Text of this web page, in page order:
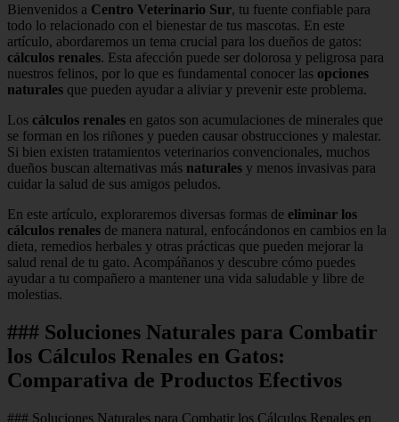
Bienvenidos a Centro Veterinario Sur, tu fuente confiable para
todo lo relacionado con el bienestar de tus mascotas. En este
artículo, abordaremos un tema crucial para los dueños de gatos:
cálculos renales. Esta afección puede ser dolorosa y peligrosa para
nuestros felinos, por lo que es fundamental conocer las opciones
naturales que pueden ayudar a aliviar y prevenir este problema.
Los cálculos renales en gatos son acumulaciones de minerales que
se forman en los riñones y pueden causar obstrucciones y malestar.
Si bien existen tratamientos veterinarios convencionales, muchos
dueños buscan alternativas más naturales y menos invasivas para
cuidar la salud de sus amigos peludos.
En este artículo, exploraremos diversas formas de eliminar los
cálculos renales de manera natural, enfocándonos en cambios en la
dieta, remedios herbales y otras prácticas que pueden mejorar la
salud renal de tu gato. Acompáñanos y descubre cómo puedes
ayudar a tu compañero a mantener una vida saludable y libre de
molestias.
### Soluciones Naturales para Combatir
los Cálculos Renales en Gatos:
Comparativa de Productos Efectivos
### Soluciones Naturales para Combatir los Cálculos Renales en